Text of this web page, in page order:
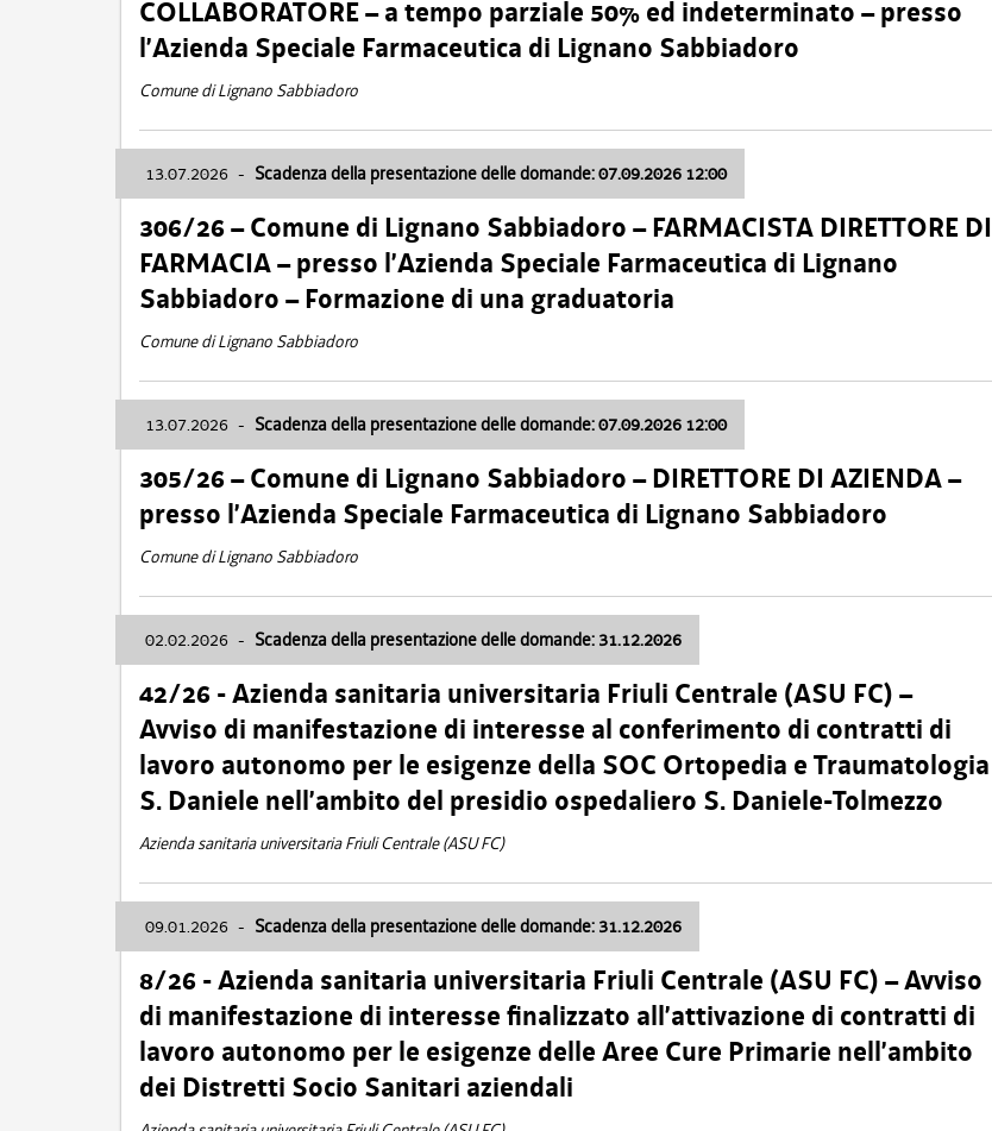
COLLABORATORE – a tempo parziale 50% ed indeterminato – presso
l’Azienda Speciale Farmaceutica di Lignano Sabbiadoro
Comune di Lignano Sabbiadoro
13.07.2026 - Scadenza della presentazione delle domande: 07.09.2026 12:00
306/26 – Comune di Lignano Sabbiadoro – FARMACISTA DIRETTORE DI
FARMACIA – presso l’Azienda Speciale Farmaceutica di Lignano
Sabbiadoro – Formazione di una graduatoria
Comune di Lignano Sabbiadoro
13.07.2026 - Scadenza della presentazione delle domande: 07.09.2026 12:00
305/26 – Comune di Lignano Sabbiadoro – DIRETTORE DI AZIENDA –
presso l’Azienda Speciale Farmaceutica di Lignano Sabbiadoro
Comune di Lignano Sabbiadoro
02.02.2026 - Scadenza della presentazione delle domande: 31.12.2026
42/26 - Azienda sanitaria universitaria Friuli Centrale (ASU FC) –
Avviso di manifestazione di interesse al conferimento di contratti di
lavoro autonomo per le esigenze della SOC Ortopedia e Traumatologia
S. Daniele nell’ambito del presidio ospedaliero S. Daniele-Tolmezzo
Azienda sanitaria universitaria Friuli Centrale (ASU FC)
09.01.2026 - Scadenza della presentazione delle domande: 31.12.2026
8/26 - Azienda sanitaria universitaria Friuli Centrale (ASU FC) – Avviso
di manifestazione di interesse finalizzato all’attivazione di contratti di
lavoro autonomo per le esigenze delle Aree Cure Primarie nell’ambito
dei Distretti Socio Sanitari aziendali